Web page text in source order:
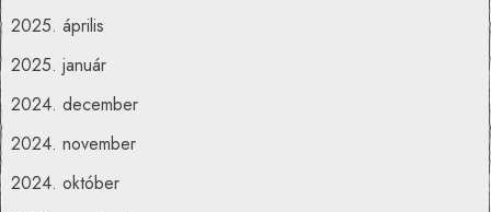
2025. április
2025. január
2024. december
2024. november
2024. október